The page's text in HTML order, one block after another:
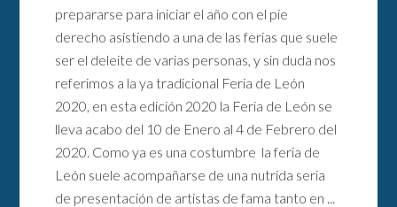
prepararse para iniciar el año con el pie
derecho asistiendo a una de las ferias que suele
ser el deleite de varias personas, y sin duda nos
referimos a la ya tradicional Feria de León
2020, en esta edición 2020 la Feria de León se
lleva acabo del 10 de Enero al 4 de Febrero del
2020. Como ya es una costumbre la feria de
León suele acompañarse de una nutrida seria
de presentación de artistas de fama tanto en ...